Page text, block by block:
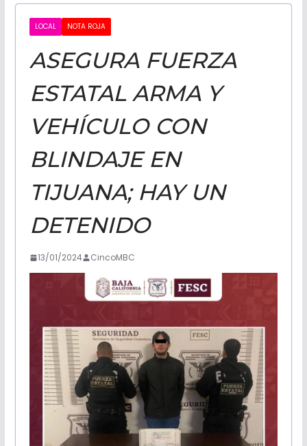
NOTICIAS
LOCAL NOTA ROJA
ASEGURA FUERZA
ESTATAL ARMA Y
VEHÍCULO CON
BLINDAJE EN
TIJUANA; HAY UN
DETENIDO
13/01/2024 CincoMBC